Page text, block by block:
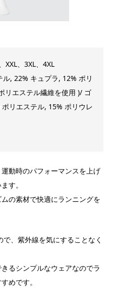
XXL、3XL、4XL
, 22% キュプラ, 12% ポリ
リエステル繊維を使用 )/ ゴ
リエステル, 15% ポリウレ
動時のパフォーマンスを上げ
す。
の素材で快適にランニングを
、紫外線を気にすることなく
るシンプルなウェアなのでラ
めです。